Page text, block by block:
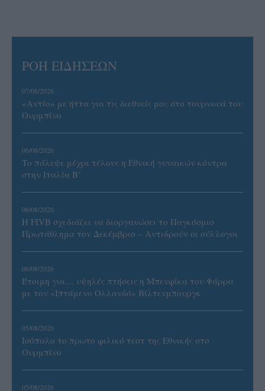
ΡΟΗ ΕΙΔΗΣΕΩΝ
07/08/2026
«Αντίο» με ήττα για τις διεθνείς μας στο τουρνουά του
Ουρμπίνο
06/08/2026
Το πάλεψε μέχρι τέλους η Εθνική γυναικών κόντρα
στην Ιταλία Β’
06/08/2026
Η FIVB σχεδιάζει να διοργανώσει το Παγκόσμιο
Πρωτάθλημα τον Δεκέμβριο – Αντιδρούν οι σύλλογοι
06/08/2026
Έτοιμη για… υψηλές πτήσεις η Μπενφίκα του Ψάρρα
με τον «Ιπτάμενο Ολλανδό» Βίλτενμπουργκ
05/08/2026
Ισόπαλο το πρωτο φιλικό τεστ της Εθνικής στο
Ουρμπίνο
05/08/2026